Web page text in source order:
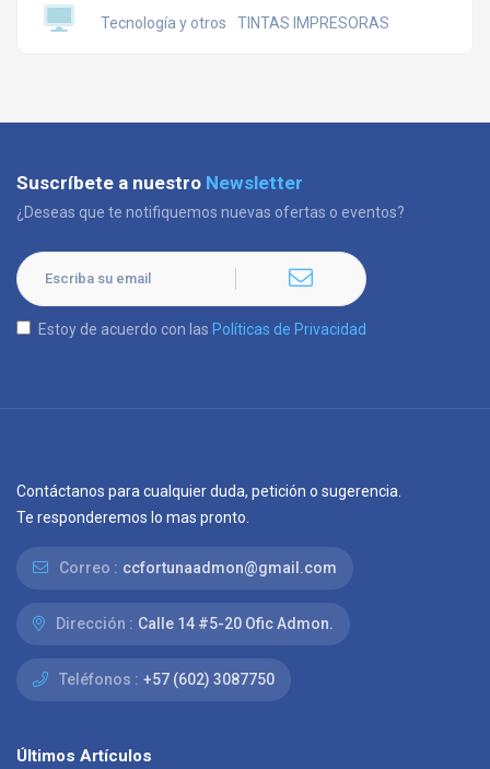
Tecnología y otros TINTAS IMPRESORAS
Suscríbete a nuestro Newsletter
¿Deseas que te notifiquemos nuevas ofertas o eventos?
Estoy de acuerdo con las Políticas de Privacidad
Contáctanos para cualquier duda, petición o sugerencia.
Te responderemos lo mas pronto.
Correo : ccfortunaadmon@gmail.com
Dirección : Calle 14 #5-20 Ofic Admon.
Teléfonos : +57 (602) 3087750
Últimos Artículos